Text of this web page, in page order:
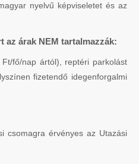
nyelvű képviseletet és az
az árak NEM tartalmazzák:
fő/nap ártól), reptéri parkolást
fizetendő idegenforgalmi
csomagra érvényes az Utazási